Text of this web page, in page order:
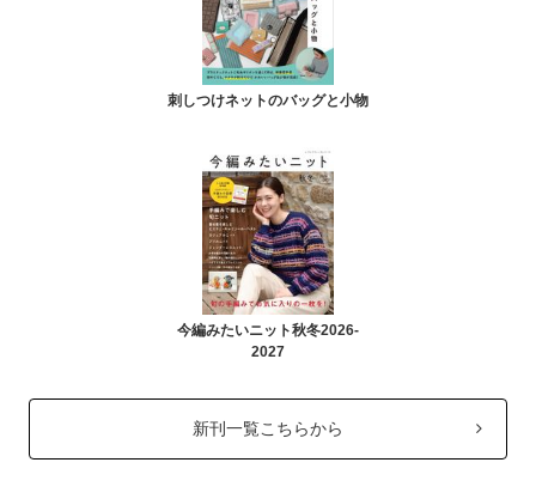
刺しつけネットのバッグと小物
今編みたいニット秋冬2026-
2027
新刊一覧こちらから